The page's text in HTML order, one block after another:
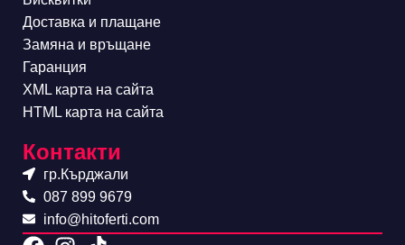
Доставка и плащане
Замяна и връщане
Гаранция
XML карта на сайта
HTML карта на сайта
Контакти
гр.Кърджали
087 899 9679
info@hitoferti.com